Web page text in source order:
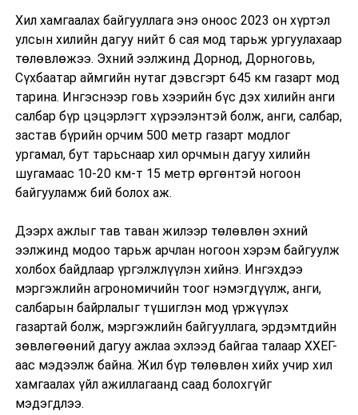
Хил хамгаалах байгууллага энэ оноос 2023 он хүртэл
улсын хилийн дагуу нийт 6 сая мод тарьж ургуулахаар
төлөвлөжээ. Эхний ээлжинд Дорнод, Дорноговь,
Сүхбаатар аймгийн нутаг дэвсгэрт 645 км газарт мод
тарина. Ингэснээр говь хээрийн бүс дэх хилийн анги
салбар бүр цэцэрлэгт хүрээлэнтэй болж, анги, салбар,
застав бүрийн орчим 500 метр газарт модлог
ургамал, бут тарьснаар хил орчмын дагуу хилийн
шугамаас 10-20 км-т 15 метр өргөнтэй ногоон
байгууламж бий болох аж.
Дээрх ажлыг тав таван жилээр төлөвлөн эхний
ээлжинд модоо тарьж арчлан ногоон хэрэм байгуулж
холбох байдлаар үргэлжлүүлэн хийнэ. Ингэхдээ
мэргэжлийн агрономичийн тоог нэмэгдүүлж, анги,
салбарын байрлалыг түшиглэн мод үржүүлэх
газартай болж, мэргэжлийн байгууллага, эрдэмтдийн
зөвлөгөөний дагуу ажлаа эхлээд байгаа талаар ХХЕГ-
аас мэдээлж байна. Жил бүр төлөвлөн хийх учир хил
хамгаалах үйл ажиллагаанд саад болохгүйг
мэдэгдлээ.